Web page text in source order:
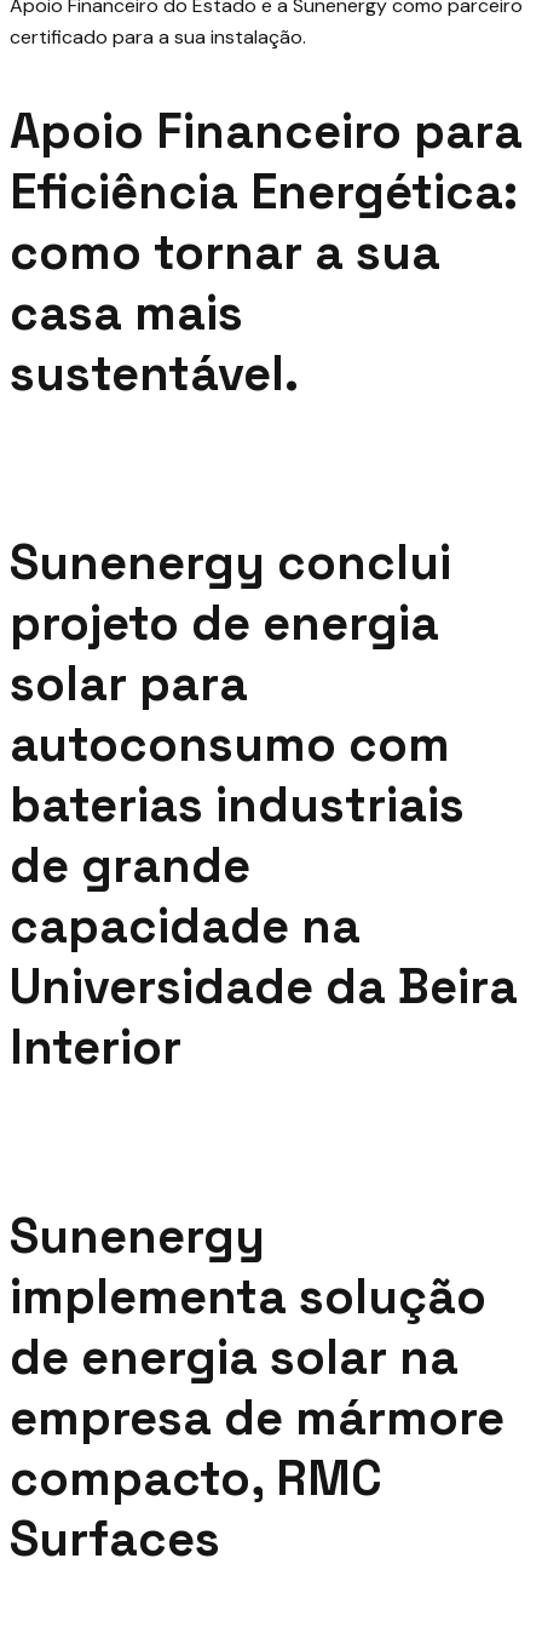
Apoio Financeiro para
Eficiência Energética:
como tornar a sua
casa mais
sustentável.
Sunenergy conclui
projeto de energia
solar para
autoconsumo com
baterias industriais
de grande
capacidade na
Universidade da Beira
Interior
Sunenergy
implementa solução
de energia solar na
empresa de mármore
compacto, RMC
Surfaces